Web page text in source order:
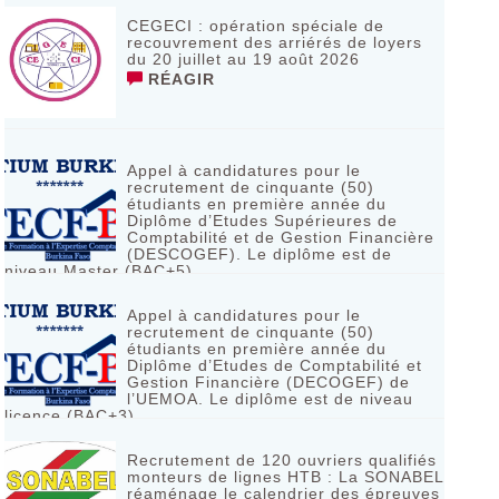
CEGECI : opération spéciale de
recouvrement des arriérés de loyers
du 20 juillet au 19 août 2026
RÉAGIR
Appel à candidatures pour le
recrutement de cinquante (50)
étudiants en première année du
Diplôme d’Etudes Supérieures de
Comptabilité et de Gestion Financière
(DESCOGEF). Le diplôme est de
niveau Master (BAC+5)
Appel à candidatures pour le
recrutement de cinquante (50)
étudiants en première année du
Diplôme d’Etudes de Comptabilité et
Gestion Financière (DECOGEF) de
l’UEMOA. Le diplôme est de niveau
licence (BAC+3)
Recrutement de 120 ouvriers qualifiés
monteurs de lignes HTB : La SONABEL
réaménage le calendrier des épreuves